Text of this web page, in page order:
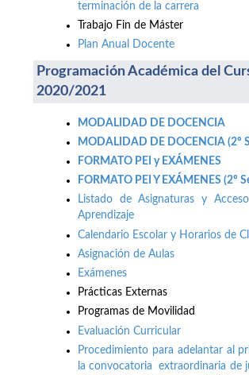
terminación de la carrera
Trabajo Fin de Máster
Plan Anual Docente
Programación Académica del
2020/2021
MODALIDAD DE DOCENCIA
MODALIDAD DE DOCENCIA (2º
FORMATO PEI y EXÁMENES
FORMATO PEI Y EXÁMENES (2º
Listado de Asignaturas y
Aprendizaje
Calendario Escolar y Horarios de
Asignación de Aulas
Exámenes
Prácticas Externas
Programas de Movilidad
Evaluación Curricular
Procedimiento para adelantar al
la convocatoria extraordinaria de